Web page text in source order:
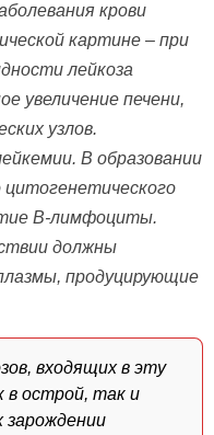
крови
картине – при
лейкоза
увеличение печени,
узлов.
В образовании
цитогенетического
В-лимфоциты.
должны
продуцирующие
входящих в эту
в острой, так и
зарождении